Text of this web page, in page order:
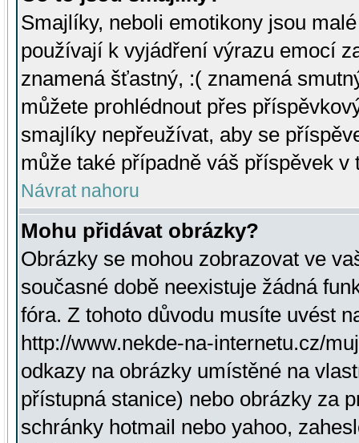
Smajlíky, neboli emotikony jsou
používají k vyjádření výrazu emocí
znamená šťastný, :( znamená
můžete prohlédnout přes
smajlíky nepřeužívat, aby se
může také případně váš příspěvek v
Návrat nahoru
Mohu přidávat obrázky?
Obrázky se mohou zobrazovat ve
současné době neexistuje žádná
fóra. Z tohoto důvodu musíte uvést
http://www.nekde-na-internetu.cz/
odkazy na obrázky umístěné na
přístupná stanice) nebo obrázky za
schránky hotmail nebo yahoo,